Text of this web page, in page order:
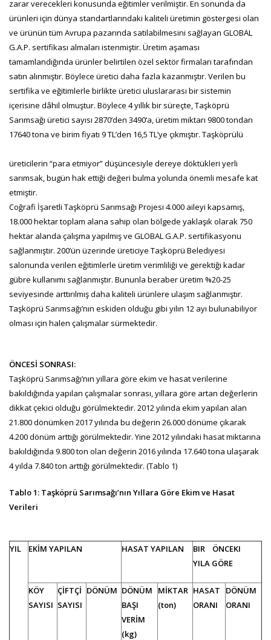
zarar verecekleri konusunda eğitimler verilmiştir. En sonunda da
ürünleri için dünya standartlarındaki kaliteli üretimin göstergesi olan
ve ürünün tüm Avrupa pazarında satılabilmesini sağlayan GLOBAL
G.A.P. sertifikası almaları istenmiştir. Üretim aşaması
tamamlandığında ürünler belirtilen özel sektör firmaları tarafından
satın alınmıştır. Böylece üretici daha fazla kazanmıştır. Verilen bu
sertifika ve eğitimlerle birlikte üretici uluslararası bir sistemin
içerisine dâhil olmuştur. Böylece 4 yıllık bir süreçte, Taşköprü
Sarımsağı üretici sayısı 2870’den 3490’a, üretim miktarı 9800 tondan
17640 tona ve birim fiyatı 9 TL’den 16,5 TL’ye çıkmıştır. Taşköprülü
üreticilerin “para etmiyor” düşüncesiyle dereye döktükleri yerli
sarımsak, bugün hak ettiği değeri bulma yolunda önemli mesafe kat
etmiştir.
Coğrafi İşaretli Taşköprü Sarımsağı Projesi 4.000 aileyi kapsamış,
18.000 hektar toplam alana sahip olan bölgede yaklaşık olarak 750
hektar alanda çalışma yapılmış ve GLOBAL G.A.P. sertifikasyonu
sağlanmıştır. 200’ün üzerinde üreticiye Taşköprü Belediyesi
salonunda verilen eğitimlerle üretim verimliliği ve gerektiği kadar
gübre kullanımı sağlanmıştır. Bununla beraber üretim %20-25
seviyesinde arttırılmış daha kaliteli ürünlere ulaşım sağlanmıştır.
Taşköprü Sarımsağı’nın eskiden olduğu gibi yılın 12 ayı bulunabiliyor
olması için halen çalışmalar sürmektedir.
ÖNCESİ SONRASI:
Taşköprü Sarımsağı’nın yıllara göre ekim ve hasat verilerine
bakıldığında yapılan çalışmalar sonrası, yıllara göre artan değerlerin
dikkat çekici olduğu görülmektedir. 2012 yılında ekim yapılan alan
21.800 dönümken 2017 yılında bu değerin 26.000 dönüme çıkarak
4.200 dönüm arttığı görülmektedir. Yine 2012 yılındaki hasat miktarına
bakıldığında 9.800 ton olan değerin 2016 yılında 17.640 tona ulaşarak
4 yılda 7.840 ton arttığı görülmektedir. (Tablo 1)
Tablo 1: Taşköprü Sarımsağı’nın Yıllara Göre Ekim ve Hasat
Verileri
YIL EKİM YAPILAN HASAT YAPILAN
BIR ÖNCEKI
YILA GÖRE
KÖY
SAYISI
ÇİFTÇİ
SAYISI
DÖNÜM DÖNÜM
BAŞI
VERİM
(kg)
MİKTAR
(ton)
HASAT
ORANI
DÖNÜM
ORANI